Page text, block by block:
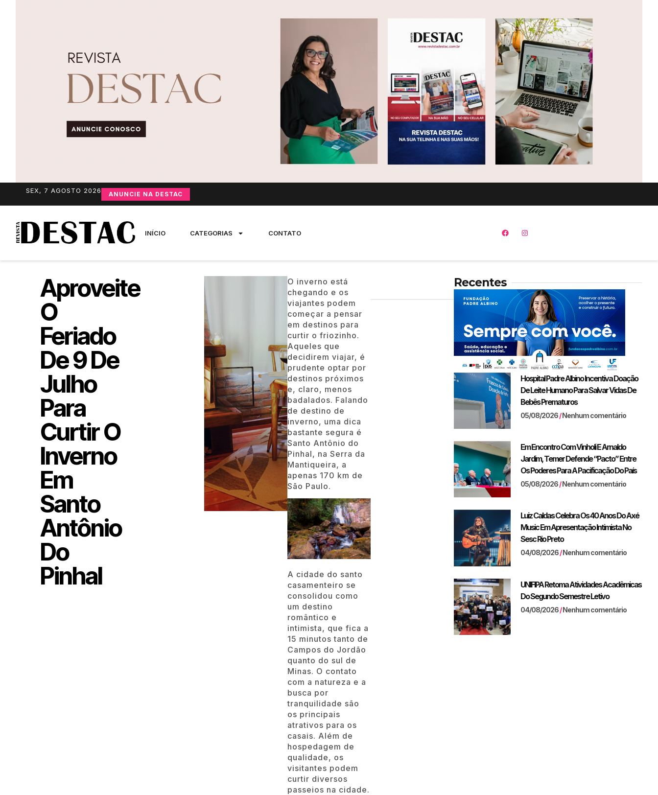
SEX, 7 AGOSTO 2026 ANUNCIE NA DESTAC
INÍCIO CATEGORIAS CONTATO
Aproveite
O
Feriado
De 9 De
Julho
Para
Curtir O
Inverno
Em
Santo
Antônio
Do
Pinhal
O inverno está
chegando e os
viajantes podem
começar a pensar
em destinos para
curtir o friozinho.
Aqueles que
decidirem viajar, é
prudente optar por
destinos próximos
e, claro, menos
badalados. Falando
de destino de
inverno, uma dica
bastante segura é
Santo Antônio do
Pinhal, na Serra da
Mantiqueira, a
apenas 170 km de
São Paulo.
A cidade do santo
casamenteiro se
consolidou como
um destino
romântico e
intimista, que fica a
15 minutos tanto de
Campos do Jordão
quanto do sul de
Minas. O contato
com a natureza e a
busca por
tranquilidade são
os principais
atrativos para os
casais. Além de
hospedagem de
qualidade, os
visitantes podem
curtir diversos
passeios na cidade.
Recentes
Hospital Padre Albino Incentiva Doação
De Leite Humano Para Salvar Vidas De
Bebês Prematuros
05/08/2026 Nenhum comentário
Em Encontro Com Vinholi E Arnaldo
Jardim, Temer Defende “pacto” Entre
Os Poderes Para A Pacificação Do País
05/08/2026 Nenhum comentário
Luiz Caldas Celebra Os 40 Anos Do Axé
Music Em Apresentação Intimista No
Sesc Rio Preto
04/08/2026 Nenhum comentário
UNIFIPA Retoma Atividades Acadêmicas
Do Segundo Semestre Letivo
04/08/2026 Nenhum comentário